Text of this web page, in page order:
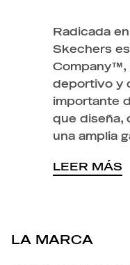
Radicada
Skechers
Company™,
deportivo y
importante
que diseña,
una amplia
LEER MÁS
LA MARCA